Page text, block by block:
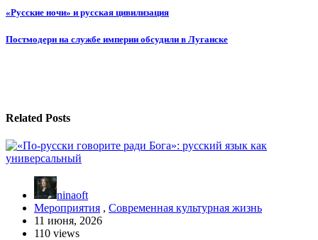
Навигация
по
«Русские ночи» и русская цивилизация
Постмодерн на службе империи обсудили в Луганске
Related Posts
ninaoft
Мероприятия , Современная культурная жизнь
11 июня, 2026
110 views